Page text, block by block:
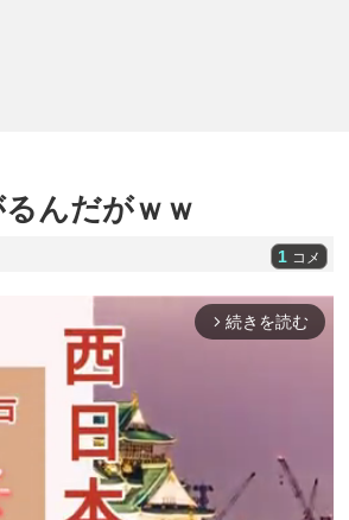
んだがｗｗ
1 コメ
arrow_forward_ios 続きを読む